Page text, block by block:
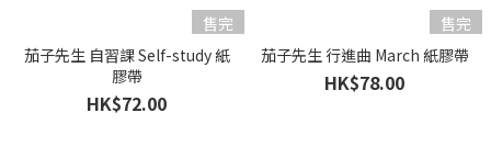
售完
茄子先生 自習課 Self-study 紙
膠帶
HK$72.00
售完
茄子先生 行進曲 March 紙膠帶
HK$78.00